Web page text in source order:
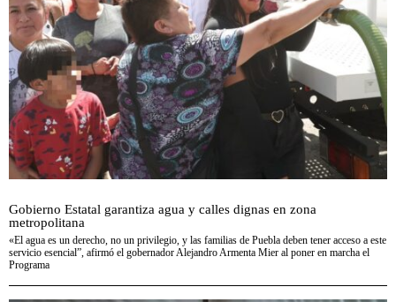
Gobierno Estatal garantiza agua y calles dignas en zona
metropolitana
«El agua es un derecho, no un privilegio, y las familias de Puebla deben tener acceso a este
servicio esencial”, afirmó el gobernador Alejandro Armenta Mier al poner en marcha el
Programa